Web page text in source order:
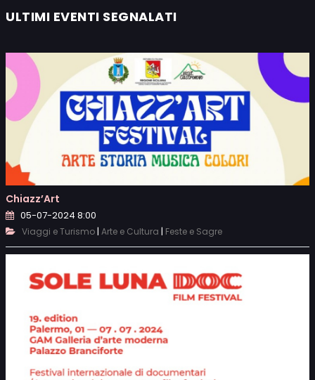
ULTIMI EVENTI SEGNALATI
Chiazz’Art
05-07-2024 8:00
Viaggi e Turismo| Arte e Cultura | Feste e Sagre